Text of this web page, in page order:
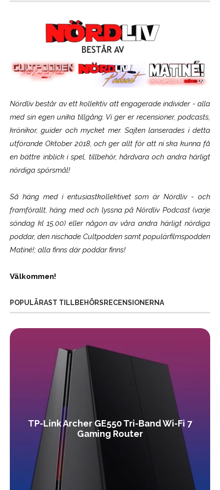
Nördliv består av ett kollektiv att engagerade individer - alla
med sin egen unika tillgång. Vi ger er recensioner, podcasts,
krönikor, guider och mycket mer. Sajten lanserades i detta
utförande Oktober 2018, och ger allt för att ni ska kunna få
en bättre inblick i spel, tillbehör, hårdvara och andra härligt
nördiga spörsmål!
Så häng med i entusiastkollektivet som ärNördliv- och
framförallt, häng med och lyssna på Nördliv Podcast (varje
söndag kl 15.00) eller någon av våra andra härligt nördiga
poddar, den nischade Cultpodden samt populärfilmspodden
Matiné!; alla finns där poddar finns!
Välkommen!
POPULÄRAST TILLBEHÖRSRECENSIONERNA
TP-Link Archer GE550 Tri-Band Wi-Fi 7
Gaming Router